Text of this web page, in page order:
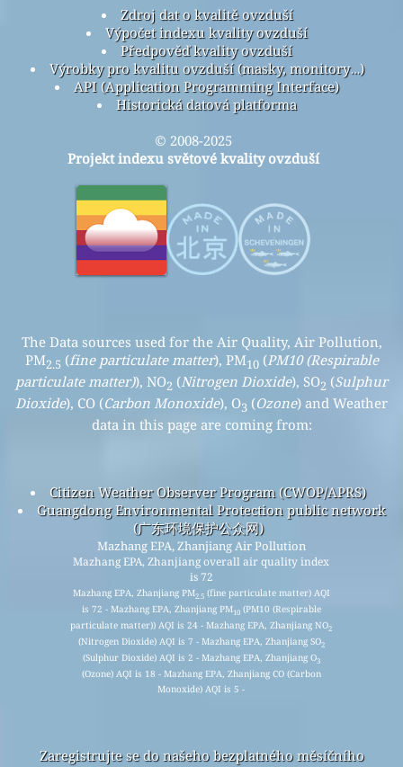
Zdroj dat o kvalitě ovzduší
Výpočet indexu kvality ovzduší
Předpověď kvality ovzduší
Výrobky pro kvalitu ovzduší (masky, monitory…)
API (Application Programming Interface)
Historická datová platforma
© 2008-2025
Projekt indexu světové kvality ovzduší
The Data sources used for the Air Quality, Air Pollution,
PM2.5 (fine particulate matter), PM10(PM10 (Respirable
particulate matter)), NO2 (Nitrogen Dioxide), SO2 (Sulphur
Dioxide), CO (Carbon Monoxide), O3 (Ozone) and Weather
data in this page are coming from:
Citizen Weather Observer Program (CWOP/APRS)
Guangdong Environmental Protection public network
(广东环境保护公众网)
Mazhang EPA, Zhanjiang Air Pollution
Mazhang EPA, Zhanjiang overall air quality index
is 72
Mazhang EPA, Zhanjiang PM2.5(fine particulate matter) AQI
is 72 - Mazhang EPA, Zhanjiang PM10(PM10 (Respirable
particulate matter)) AQI is 24 - Mazhang EPA, Zhanjiang NO2
(Nitrogen Dioxide) AQI is 7 - Mazhang EPA, Zhanjiang SO2
(Sulphur Dioxide) AQI is 2 - Mazhang EPA, Zhanjiang O3
(Ozone) AQI is 18 - Mazhang EPA, Zhanjiang CO (Carbon
Monoxide) AQI is 5 -
Zaregistrujte se do našeho bezplatného měsíčního